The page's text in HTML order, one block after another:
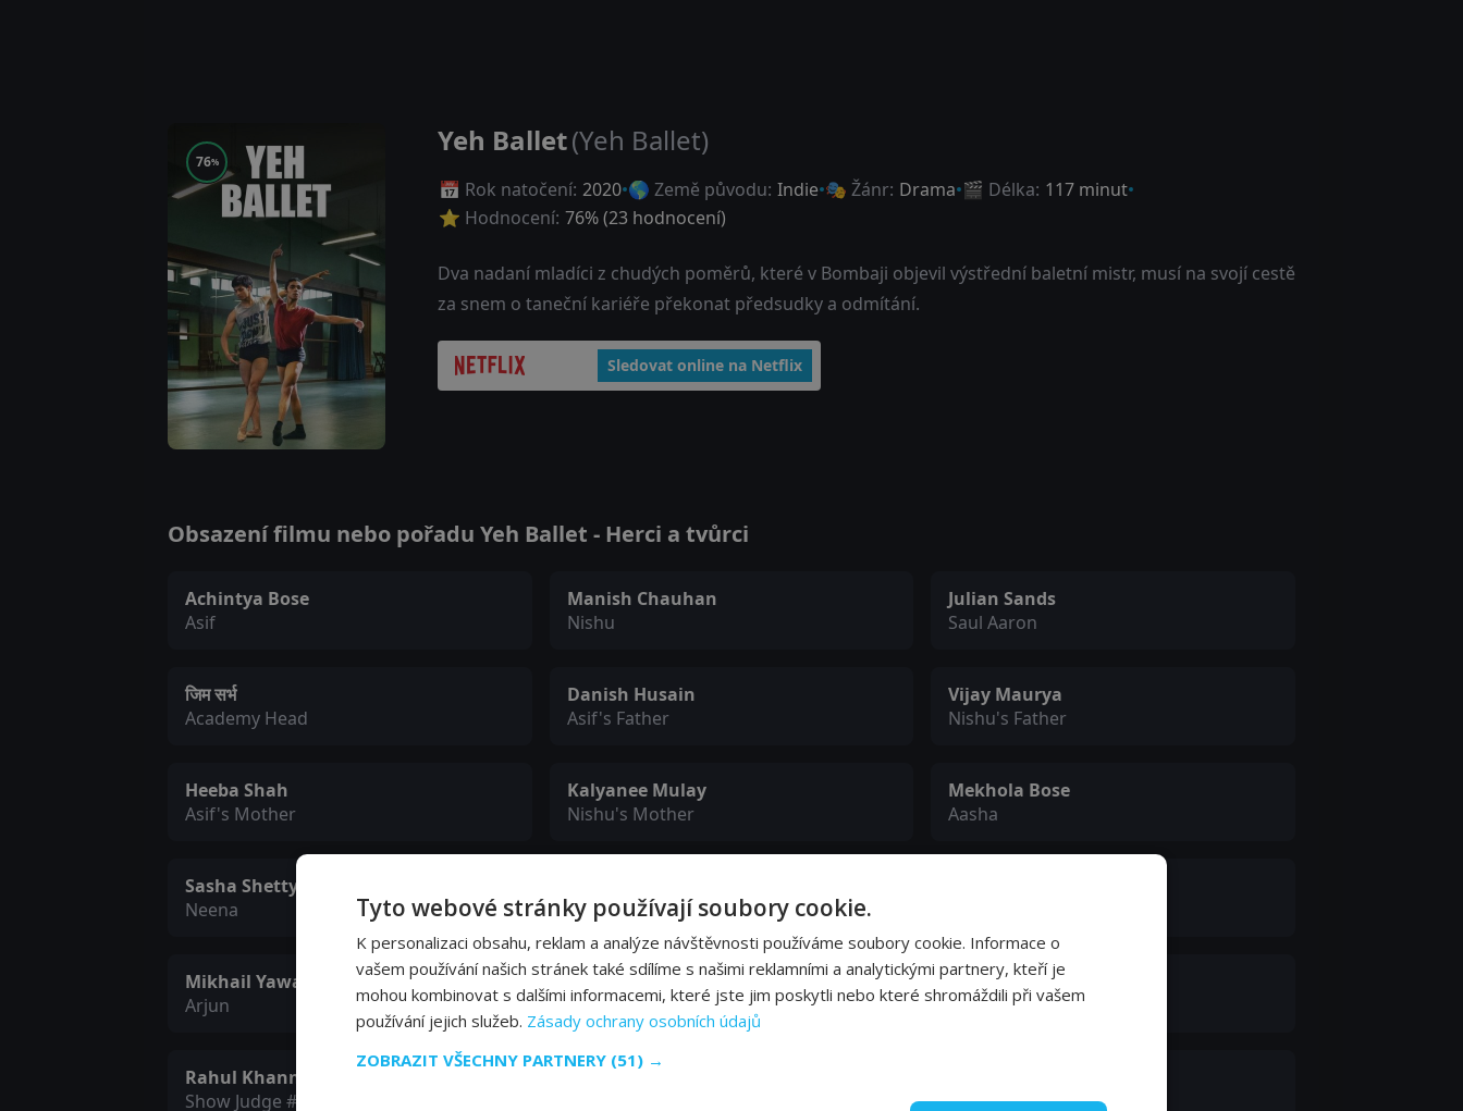
76%
Yeh Ballet(Yeh Ballet)
📅 Rok natočení: 2020 🌎 Země původu: Indie 🎭 Žánr: Drama 🎬 Délka: 117 minut
⭐ Hodnocení: 76% (23 hodnocení)
Dva nadaní mladíci z chudých poměrů, které v Bombaji objevil výstřední baletní mistr, musí na svojí cestě
za snem o taneční kariéře překonat předsudky a odmítání.
Sledovat online na Netflix
Obsazení filmu nebo pořadu Yeh Ballet - Herci a tvůrci
Achintya Bose
Asif
Manish Chauhan
Nishu
Julian Sands
Saul Aaron
जिम सर्भ
Academy Head
Danish Husain
Asif's Father
Vijay Maurya
Nishu's Father
Heeba Shah
Asif's Mother
Kalyanee Mulay
Nishu's Mother
Mekhola Bose
Aasha
Sasha Shetty
Neena
Asif's Brother
Mikhail Yawalkar
Arjun
Boman Irani
Show Judge #1
Sarah-Jane Dias
Show Judge #2
Rahul Khanna
Show Judge #3
Jeevan
Tyto webové stránky používají soubory cookie.
K personalizaci obsahu, reklam a analýze návštěvnosti používáme soubory cookie. Informace o
vašem používání našich stránek také sdílíme s našimi reklamními a analytickými partnery, kteří je
mohou kombinovat s dalšími informacemi, které jste jim poskytli nebo které shromáždili při vašem
používání jejich služeb. Zásady ochrany osobních údajů
ZOBRAZIT VŠECHNY PARTNERY (51) →